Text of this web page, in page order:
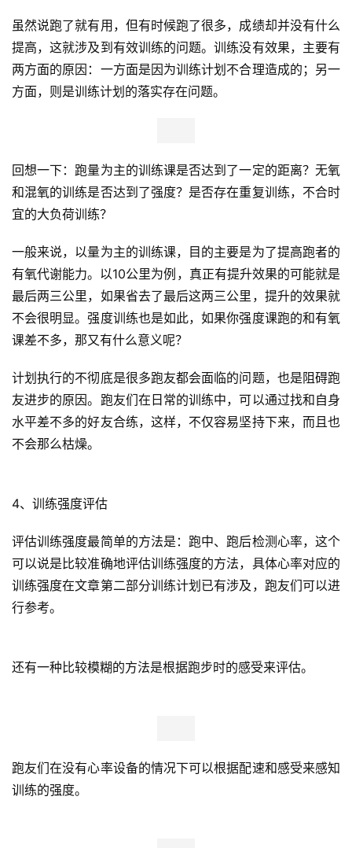
虽然说跑了就有用，但有时候跑了很多，成绩却并没有什么
提高，这就涉及到有效训练的问题。训练没有效果，主要有
两方面的原因：一方面是因为训练计划不合理造成的；另一
方面，则是训练计划的落实存在问题。
回想一下：跑量为主的训练课是否达到了一定的距离？无氧
和混氧的训练是否达到了强度？是否存在重复训练，不合时
宜的大负荷训练？
一般来说，以量为主的训练课，目的主要是为了提高跑者的
有氧代谢能力。以10公里为例，真正有提升效果的可能就是
最后两三公里，如果省去了最后这两三公里，提升的效果就
不会很明显。强度训练也是如此，如果你强度课跑的和有氧
课差不多，那又有什么意义呢？
计划执行的不彻底是很多跑友都会面临的问题，也是阻碍跑
友进步的原因。跑友们在日常的训练中，可以通过找和自身
水平差不多的好友合练，这样，不仅容易坚持下来，而且也
不会那么枯燥。
4、训练强度评估
评估训练强度最简单的方法是：跑中、跑后检测心率，这个
可以说是比较准确地评估训练强度的方法，具体心率对应的
训练强度在文章第二部分训练计划已有涉及，跑友们可以进
行参考。
还有一种比较模糊的方法是根据跑步时的感受来评估。
跑友们在没有心率设备的情况下可以根据配速和感受来感知
训练的强度。